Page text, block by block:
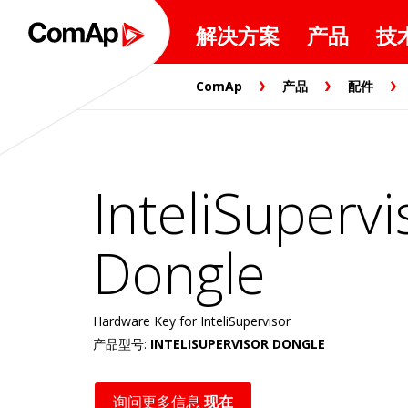
解决方案 产品 技
ComAp 产品 配件
Dongle
Hardware Key for InteliSupervisor
产品型号: INTELISUPERVISOR DONGLE
询问更多信息 现在